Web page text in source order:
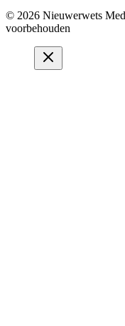
© 2026 Nieuwerwets
voorbehouden